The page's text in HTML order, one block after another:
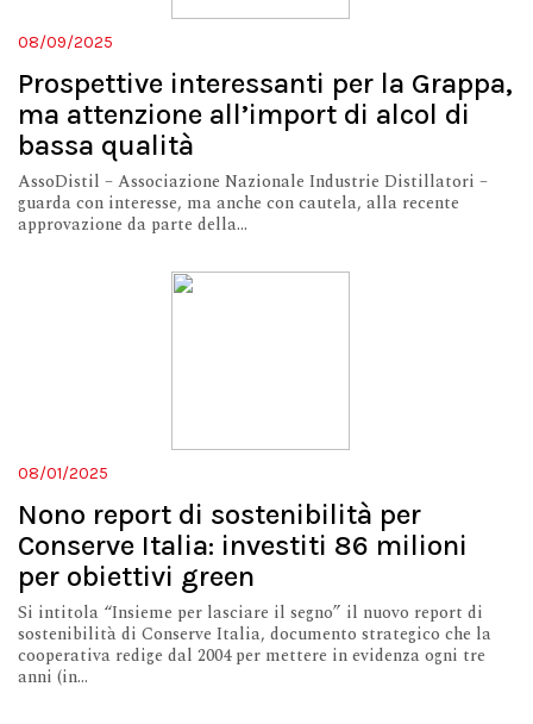
08/09/2025
Prospettive interessanti per la Grappa,
ma attenzione all’import di alcol di
bassa qualità
AssoDistil – Associazione Nazionale Industrie Distillatori –
guarda con interesse, ma anche con cautela, alla recente
approvazione da parte della...
08/01/2025
Nono report di sostenibilità per
Conserve Italia: investiti 86 milioni
per obiettivi green
Si intitola “Insieme per lasciare il segno” il nuovo report di
sostenibilità di Conserve Italia, documento strategico che la
cooperativa redige dal 2004 per mettere in evidenza ogni tre
anni (in...